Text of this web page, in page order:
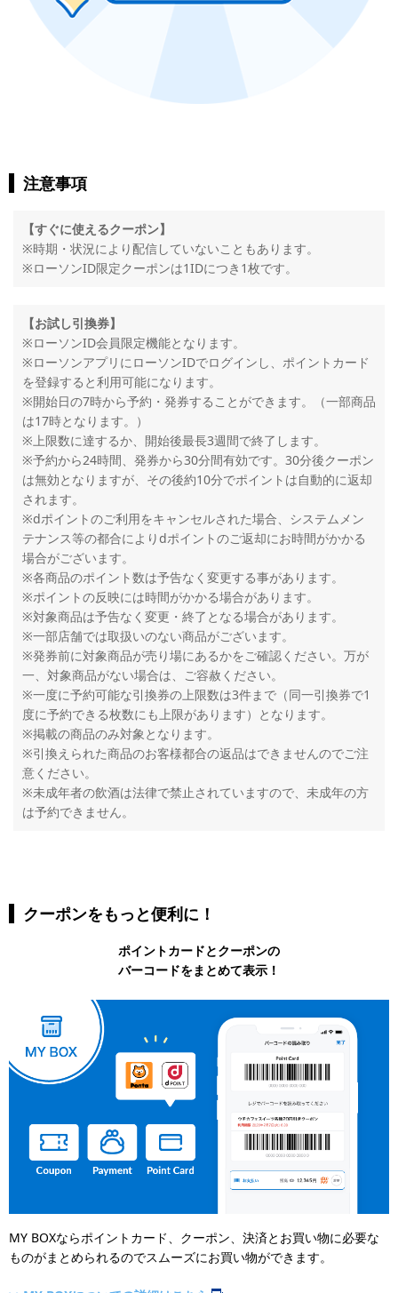
注意事項
【すぐに使えるクーポン】
※時期・状況により配信していないこともあります。
※ローソンID限定クーポンは1IDにつき1枚です。
【お試し引換券】
※ローソンID会員限定機能となります。
※ローソンアプリにローソンIDでログインし、ポイントカード
を登録すると利用可能になります。
※開始日の7時から予約・発券することができます。（一部商品
は17時となります。）
※上限数に達するか、開始後最長3週間で終了します。
※予約から24時間、発券から30分間有効です。30分後クーポン
は無効となりますが、その後約10分でポイントは自動的に返却
されます。
※dポイントのご利用をキャンセルされた場合、システムメン
テナンス等の都合によりdポイントのご返却にお時間がかかる
場合がございます。
※各商品のポイント数は予告なく変更する事があります。
※ポイントの反映には時間がかかる場合があります。
※対象商品は予告なく変更・終了となる場合があります。
※一部店舗では取扱いのない商品がございます。
※発券前に対象商品が売り場にあるかをご確認ください。万が
一、対象商品がない場合は、ご容赦ください。
※一度に予約可能な引換券の上限数は3件まで（同一引換券で1
度に予約できる枚数にも上限があります）となります。
※掲載の商品のみ対象となります。
※引換えられた商品のお客様都合の返品はできませんのでご注
意ください。
※未成年者の飲酒は法律で禁止されていますので、未成年の方
は予約できません。
クーポンをもっと便利に！
ポイントカードとクーポンの
バーコードをまとめて表示！
MY BOXならポイントカード、クーポン、決済とお買い物に必要な
ものがまとめられるのでスムーズにお買い物ができます。